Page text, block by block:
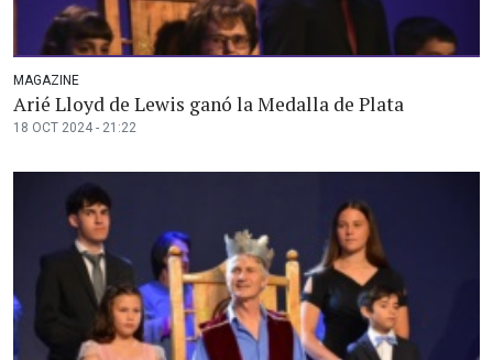
MAGAZINE
Arié Lloyd de Lewis ganó la Medalla de Plata
18 OCT 2024 - 21:22